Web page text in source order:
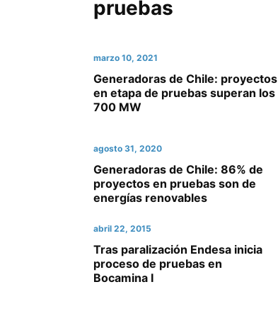
pruebas
marzo 10, 2021
Generadoras de Chile: proyectos
en etapa de pruebas superan los
700 MW
agosto 31, 2020
Generadoras de Chile: 86% de
proyectos en pruebas son de
energías renovables
abril 22, 2015
Tras paralización Endesa inicia
proceso de pruebas en
Bocamina I